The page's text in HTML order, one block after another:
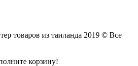
товаров из таиланда 2019 © Все
корзину!